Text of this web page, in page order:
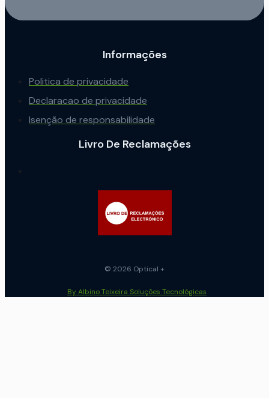
Informações
Politica de privacidade
Declaracao de privacidade
Isenção de responsabilidade
Livro De Reclamações
© 2026 Optical +
By Albino Teixeira Soluções Tecnológicas